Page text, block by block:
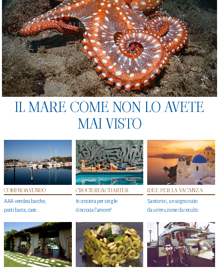
IL MARE COME NON LO AVETE
MAI VISTO
COMPRO&VENDO
AAA vendesi barche,
posti barca, case…
CROCIERE&CHARTER
In crociera per single
s'incrocia l’amore?
IDEE PER LA VACANZA
Santorini, un sogno nato
da un’eruzione da incubo